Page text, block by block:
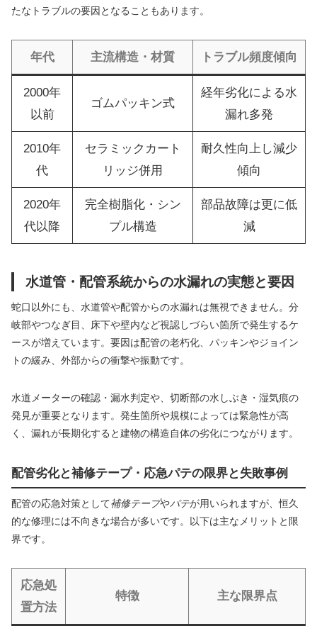
たなトラブルの要因となることもあります。
年代 主流構造・材質 トラブル頻度傾向
2000年
以前
ゴムパッキン式
経年劣化による水
漏れ多発
2010年
代
セラミックカート
リッジ併用
耐久性向上し減少
傾向
2020年
代以降
完全樹脂化・シン
プル構造
部品故障は更に低
減
水道管・配管系統からの水漏れの実態と要因
蛇口以外にも、水道管や配管からの水漏れは無視できません。分
岐部やつなぎ目、床下や壁内など視認しづらい箇所で発生するケ
ースが増えています。要因は配管の老朽化、パッキンやジョイン
トの緩み、外部からの衝撃や振動です。
水道メーターの確認・漏水判定や、切断部の水しぶき・湿気痕の
発見が重要となります。発生箇所や規模によっては緊急性が高
く、漏れが長期化すると建物の構造自体の劣化につながります。
配管劣化と補修テープ・応急パテの限界と失敗事例
配管の応急対策として補修テープやパテが用いられますが、恒久
的な修理には不向きな場合が多いです。以下は主なメリットと限
界です。
応急処
置方法
特徴 主な限界点